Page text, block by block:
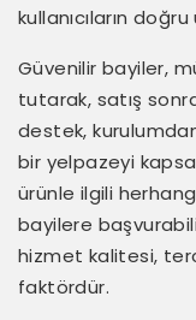
kullanıcıların
Güvenilir bayiler,
tutarak, satış
destek,
bir yelpazeyi
ürünle ilgili
bayilere
hizmet kalitesi,
faktördür.